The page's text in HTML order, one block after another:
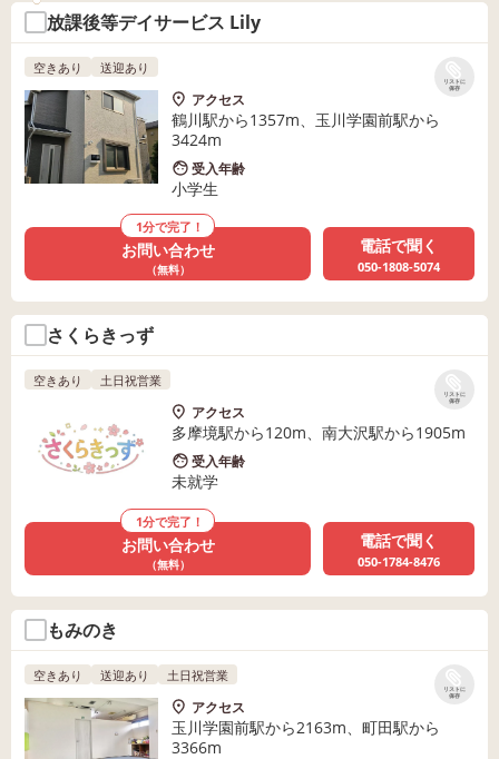
放課後等デイサービス Lily
リストに
保存
空きあり 送迎あり
アクセス
鶴川駅から1357m、玉川学園前駅から
3424m
受入年齢
小学生
1分で完了！
お問い合わせ
（無料）
電話で聞く
050-1808-5074
さくらきっず
リストに
保存
空きあり 土日祝営業
アクセス
多摩境駅から120m、南大沢駅から1905m
受入年齢
未就学
1分で完了！
お問い合わせ
（無料）
電話で聞く
050-1784-8476
もみのき
リストに
保存
空きあり 送迎あり 土日祝営業
アクセス
玉川学園前駅から2163m、町田駅から
3366m